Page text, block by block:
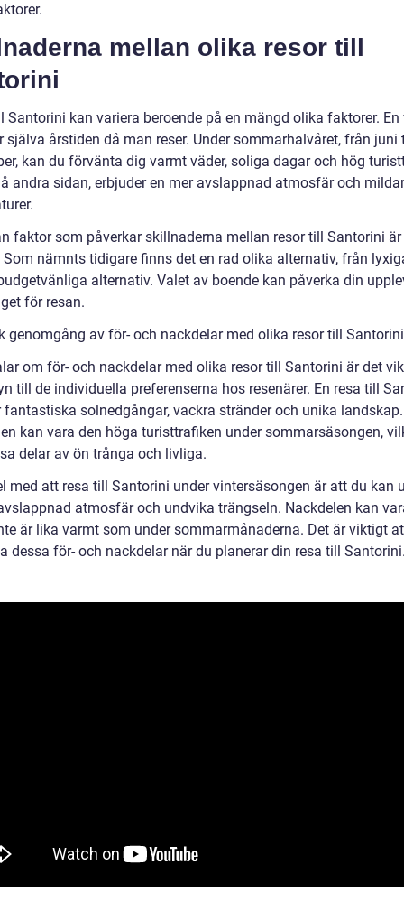
mellan olika resor till
Santorini kan variera beroende på en mängd olika faktorer.
själva årstiden då man reser. Under sommarhalvåret, från juni
kan du förvänta dig varmt väder, soliga dagar och hög
andra sidan, erbjuder en mer avslappnad atmosfär och
faktor som påverkar skillnaderna mellan resor till Santorini
Som nämnts tidigare finns det en rad olika alternativ, från
alternativ. Valet av boende kan påverka din
för resan.
genomgång av för- och nackdelar med olika resor till Santorini
om för- och nackdelar med olika resor till Santorini är det
till de individuella preferenserna hos resenärer. En resa till
fantastiska solnedgångar, vackra stränder och unika landskap.
kan vara den höga turisttrafiken under sommarsäsongen,
delar av ön trånga och livliga.
med att resa till Santorini under vintersäsongen är att du kan
atmosfär och undvika trängseln. Nackdelen kan
är lika varmt som under sommarmånaderna. Det är viktigt
dessa för- och nackdelar när du planerar din resa till